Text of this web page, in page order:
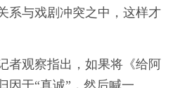
系与戏剧冲突之中，这样才
者观察指出，如果将《给阿